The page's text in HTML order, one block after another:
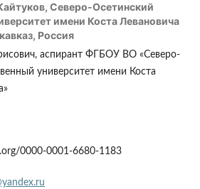
Северо-Осетинский
имени Коста Левановича
Россия
аспирант ФГБОУ ВО «Северо-
университет имени Коста
0000-0001-6680-1183